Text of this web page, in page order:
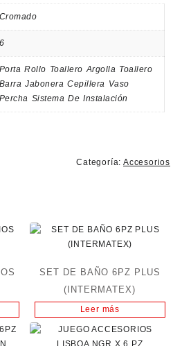
Cromado
6
Porta Rollo Toallero Argolla Toallero
Barra Jabonera Cepillera Vaso
Percha Sistema De Instalación
Categoría: Accesorios
SET DE BAÑO 6PZ PLUS
(INTERMATEX)
Leer más